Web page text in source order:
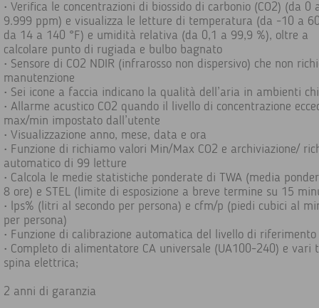
• Verifica le concentrazioni di biossido di carbonio (CO2) (da 0
9.999 ppm) e visualizza le letture di temperatura (da -10 a
da 14 a 140 °F) e umidità relativa (da 0,1 a 99,9 %), oltre a
calcolare punto di rugiada e bulbo bagnato
• Sensore di CO2 NDIR (infrarosso non dispersivo) che non
manutenzione
• Sei icone a faccia indicano la qualità dell’aria in ambienti
• Allarme acustico CO2 quando il livello di concentrazione
max/min impostato dall’utente
• Visualizzazione anno, mese, data e ora
• Funzione di richiamo valori Min/Max CO2 e archiviazione/
automatico di 99 letture
• Calcola le medie statistiche ponderate di TWA (media
8 ore) e STEL (limite di esposizione a breve termine su 15
• lps% (litri al secondo per persona) e cfm/p (piedi cubici al
per persona)
• Funzione di calibrazione automatica del livello di riferimento
• Completo di alimentatore CA universale (UA100-240) e vari
spina elettrica;
2 anni di garanzia